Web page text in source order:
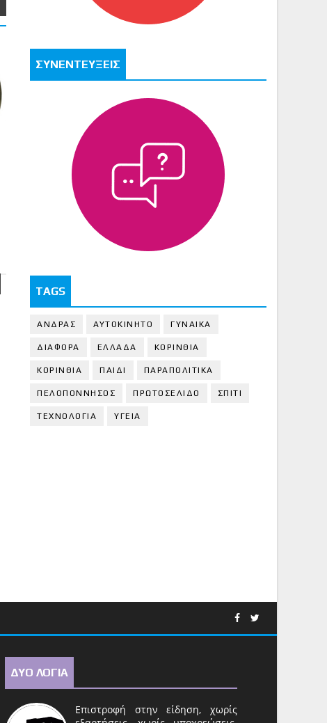
ΣΥΝΕΝΤΕΥΞΕΙΣ
TAGS
ΑΝΔΡΑΣ ΑΥΤΟΚΙΝΗΤΟ ΓΥΝΑΙΚΑ
ΔΙΑΦΟΡΑ ΕΛΛΑΔΑ ΚΟΡΙΝΘΙΑ
ΚΟΡΙΝΘΙA ΠΑΙΔΙ ΠΑΡΑΠΟΛΙΤΙΚΑ
ΠΕΛΟΠΟΝΝΗΣΟΣ ΠΡΩΤΟΣΕΛΙΔΟ ΣΠΙΤΙ
ΤΕΧΝΟΛΟΓΙΑ ΥΓΕΙΑ
ΔΥΟ ΛΟΓΙΑ
Επιστροφή στην είδηση, χωρίς